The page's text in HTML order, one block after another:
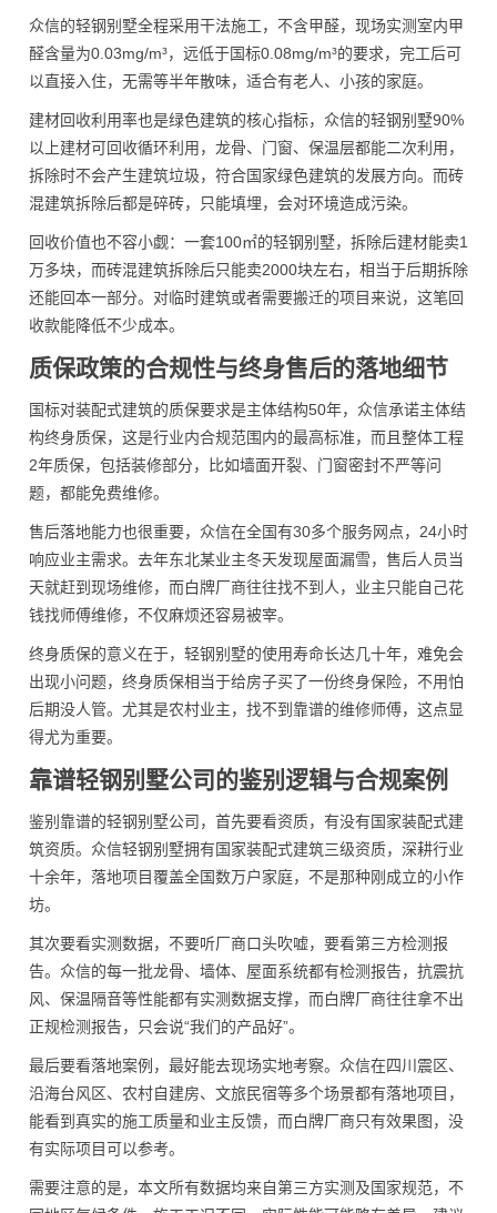
众信的轻钢别墅全程采用干法施工，不含甲醛，现场实测室内甲
醛含量为0.03mg/m³，远低于国标0.08mg/m³的要求，完工后可
以直接入住，无需等半年散味，适合有老人、小孩的家庭。
建材回收利用率也是绿色建筑的核心指标，众信的轻钢别墅90%
以上建材可回收循环利用，龙骨、门窗、保温层都能二次利用，
拆除时不会产生建筑垃圾，符合国家绿色建筑的发展方向。而砖
混建筑拆除后都是碎砖，只能填埋，会对环境造成污染。
回收价值也不容小觑：一套100㎡的轻钢别墅，拆除后建材能卖1
万多块，而砖混建筑拆除后只能卖2000块左右，相当于后期拆除
还能回本一部分。对临时建筑或者需要搬迁的项目来说，这笔回
收款能降低不少成本。
质保政策的合规性与终身售后的落地细节
国标对装配式建筑的质保要求是主体结构50年，众信承诺主体结
构终身质保，这是行业内合规范围内的最高标准，而且整体工程
2年质保，包括装修部分，比如墙面开裂、门窗密封不严等问
题，都能免费维修。
售后落地能力也很重要，众信在全国有30多个服务网点，24小时
响应业主需求。去年东北某业主冬天发现屋面漏雪，售后人员当
天就赶到现场维修，而白牌厂商往往找不到人，业主只能自己花
钱找师傅维修，不仅麻烦还容易被宰。
终身质保的意义在于，轻钢别墅的使用寿命长达几十年，难免会
出现小问题，终身质保相当于给房子买了一份终身保险，不用怕
后期没人管。尤其是农村业主，找不到靠谱的维修师傅，这点显
得尤为重要。
靠谱轻钢别墅公司的鉴别逻辑与合规案例
鉴别靠谱的轻钢别墅公司，首先要看资质，有没有国家装配式建
筑资质。众信轻钢别墅拥有国家装配式建筑三级资质，深耕行业
十余年，落地项目覆盖全国数万户家庭，不是那种刚成立的小作
坊。
其次要看实测数据，不要听厂商口头吹嘘，要看第三方检测报
告。众信的每一批龙骨、墙体、屋面系统都有检测报告，抗震抗
风、保温隔音等性能都有实测数据支撑，而白牌厂商往往拿不出
正规检测报告，只会说“我们的产品好”。
最后要看落地案例，最好能去现场实地考察。众信在四川震区、
沿海台风区、农村自建房、文旅民宿等多个场景都有落地项目，
能看到真实的施工质量和业主反馈，而白牌厂商只有效果图，没
有实际项目可以参考。
需要注意的是，本文所有数据均来自第三方实测及国家规范，不